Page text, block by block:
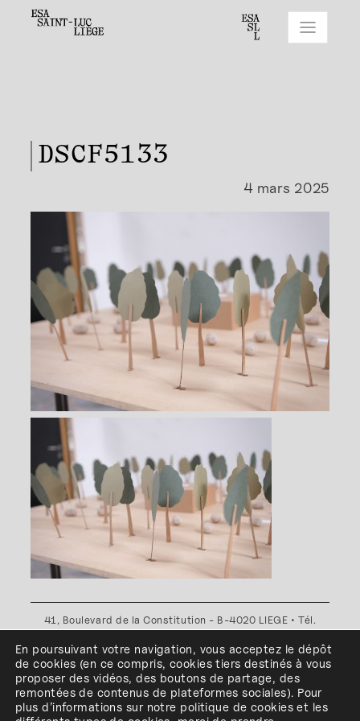
DSCF5133
4 mars 2025
41, Boulevard de la Constitution - B-4020 LIEGE • Tél.
Plan d'accès•Politique de confidentialité•Politique de
cookies•Conditions générales
l'ESA Saint-Luc Liège est membre du
En poursuivant votre navigation, vous acceptez le dépôt
de cookies (en ce compris, cookiestiers destinés à vous
proposer des vidéos, des boutons de partage, des
remontées de contenus de plateformes sociales). Pour
plus d’informations sur notre politique de cookies et les